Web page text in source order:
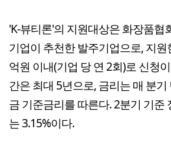
'K-뷰티론'의 지원대상은 화장품협
기업이 추천한 발주기업으로, 지원
억원 이내(기업 당 연 2회)로 신청
간은 최대 5년으로, 금리는 매 분
금 기준금리를 따른다. 2분기 기준
는 3.15%이다.